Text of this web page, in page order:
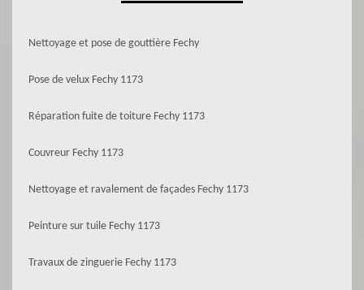
Nettoyage et pose de gouttière Fechy
Pose de velux Fechy 1173
Réparation fuite de toiture Fechy 1173
Couvreur Fechy 1173
Nettoyage et ravalement de façades Fechy 1173
Peinture sur tuile Fechy 1173
Travaux de zinguerie Fechy 1173